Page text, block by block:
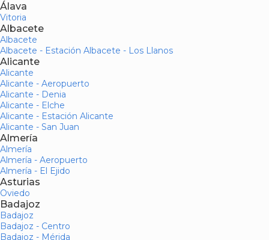
Álava
Vitoria
Albacete
Albacete
Albacete - Estación Albacete - Los Llanos
Alicante
Alicante
Alicante - Aeropuerto
Alicante - Denia
Alicante - Elche
Alicante - Estación Alicante
Alicante - San Juan
Almería
Almería
Almería - Aeropuerto
Almería - El Ejido
Asturias
Oviedo
Badajoz
Badajoz
Badajoz - Centro
Badajoz - Mérida